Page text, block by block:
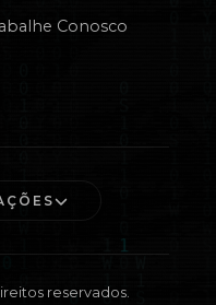
Conosco
reservados.